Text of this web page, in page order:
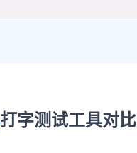
打字测试工具对比